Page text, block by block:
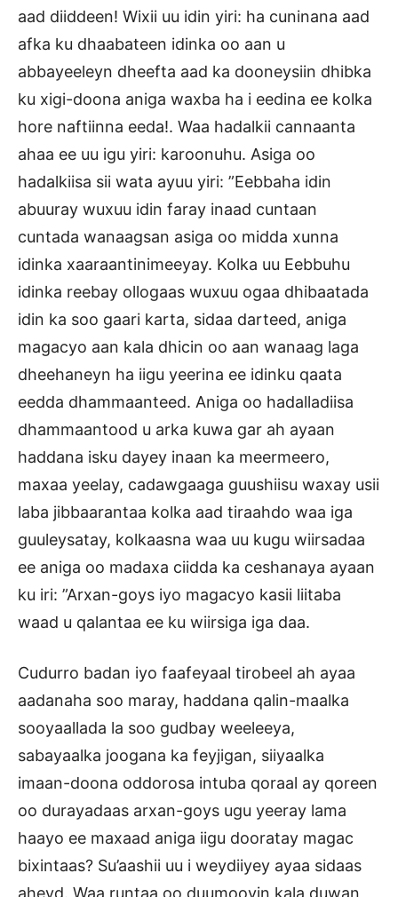
aad diiddeen! Wixii uu idin yiri: ha cuninana aad
afka ku dhaabateen idinka oo aan u
abbayeeleyn dheefta aad ka dooneysiin dhibka
ku xigi-doona aniga waxba ha i eedina ee kolka
hore naftiinna eeda!. Waa hadalkii cannaanta
ahaa ee uu igu yiri: karoonuhu. Asiga oo
hadalkiisa sii wata ayuu yiri: ”Eebbaha idin
abuuray wuxuu idin faray inaad cuntaan
cuntada wanaagsan asiga oo midda xunna
idinka xaaraantinimeeyay. Kolka uu Eebbuhu
idinka reebay ollogaas wuxuu ogaa dhibaatada
idin ka soo gaari karta, sidaa darteed, aniga
magacyo aan kala dhicin oo aan wanaag laga
dheehaneyn ha iigu yeerina ee idinku qaata
eedda dhammaanteed. Aniga oo hadalladiisa
dhammaantood u arka kuwa gar ah ayaan
haddana isku dayey inaan ka meermeero,
maxaa yeelay, cadawgaaga guushiisu waxay usii
laba jibbaarantaa kolka aad tiraahdo waa iga
guuleysatay, kolkaasna waa uu kugu wiirsadaa
ee aniga oo madaxa ciidda ka ceshanaya ayaan
ku iri: ”Arxan-goys iyo magacyo kasii liitaba
waad u qalantaa ee ku wiirsiga iga daa.
Cudurro badan iyo faafeyaal tirobeel ah ayaa
aadanaha soo maray, haddana qalin-maalka
sooyaallada la soo gudbay weeleeya,
sabayaalka joogana ka feyjigan, siiyaalka
imaan-doona oddorosa intuba qoraal ay qoreen
oo durayadaas arxan-goys ugu yeeray lama
haayo ee maxaad aniga iigu dooratay magac
bixintaas? Su’aashii uu i weydiiyey ayaa sidaas
aheyd. Waa runtaa oo duumooyin kala duwan